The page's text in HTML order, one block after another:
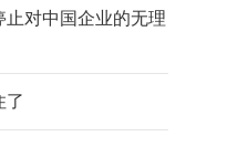
对中国企业的无理
了